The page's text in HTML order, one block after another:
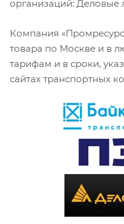
организаций: Деловые
Компания
товара по Москве и в
тарифам и в сроки,
сайтах транспортных